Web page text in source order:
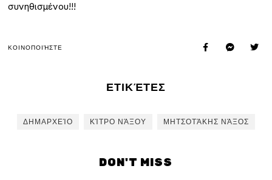
συνηθισμένου!!!
ΚΟΙΝΟΠΟΙΉΣΤΕ
ΕΤΙΚΈΤΕΣ
ΔΗΜΑΡΧΕΊΟ ΚΊΤΡΟ ΝΆΞΟΥ ΜΗΤΣΟΤΆΚΗΣ ΝΆΞΟΣ
DON'T MISS